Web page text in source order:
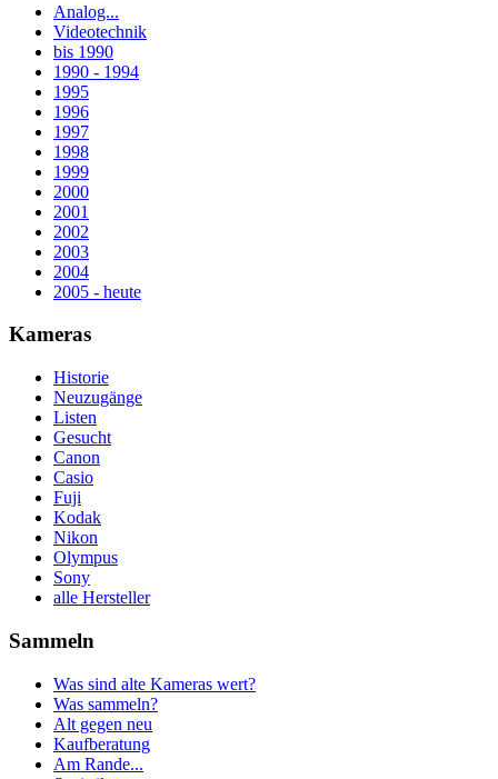
Analog...
Videotechnik
bis 1990
1990 - 1994
1995
1996
1997
1998
1999
2000
2001
2002
2003
2004
2005 - heute
Kameras
Historie
Neuzugänge
Listen
Gesucht
Canon
Casio
Fuji
Kodak
Nikon
Olympus
Sony
alle Hersteller
Sammeln
Was sind alte Kameras wert?
Was sammeln?
Alt gegen neu
Kaufberatung
Am Rande...